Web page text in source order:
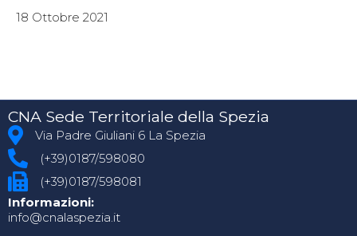
18 Ottobre 2021
CNA Sede Territoriale della Spezia
Via Padre Giuliani 6 La Spezia
(+39)0187/598080
(+39)0187/598081
Informazioni:
info@cnalaspezia.it